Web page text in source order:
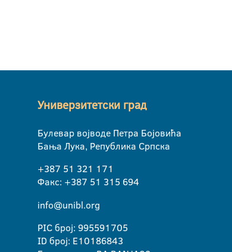
Универзитетски град
Булевар војводе Петра Бојовића
Бања Лука, Република Српска
+387 51 321 171
Факс: +387 51 315 694
info@unibl.org
PIC број: 995591705
ID број: E10186843